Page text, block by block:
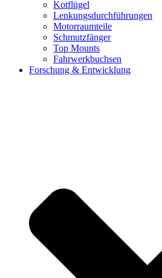
Kotflügel
Lenkungsdurchführungen
Motorraumteile
Schmutzfänger
Top Mounts
Fahrwerkbuchsen
Forschung & Entwicklung